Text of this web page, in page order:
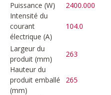
Puissance (W) 2400.000
Intensité du
courant
électrique (A)
104.0
Largeur du
produit (mm)
263
Hauteur du
produit emballé
(mm)
265